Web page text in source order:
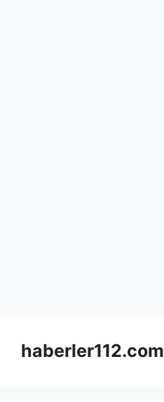
contenthaberler112.com